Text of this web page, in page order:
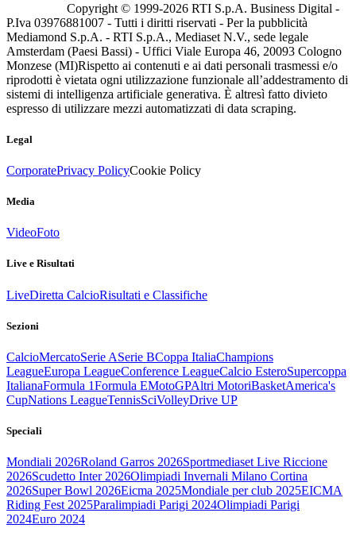
Copyright © 1999-2026 RTI S.p.A. Business Digital -
P.Iva 03976881007 - Tutti i diritti riservati - Per la pubblicità
Mediamond S.p.A. - RTI S.p.A., Mediaset N.V., sede legale
Amsterdam (Paesi Bassi) - Uffici Viale Europa 46, 20093 Cologno
Monzese (MI)Rispetto ai contenuti e ai dati personali trasmessi e/o
riprodotti è vietata ogni utilizzazione funzionale all’addestramento di
sistemi di intelligenza artificiale generativa. È altresì fatto divieto
espresso di utilizzare mezzi automatizzati di data scraping.
Legal
CorporatePrivacy PolicyCookie Policy
Media
VideoFoto
Live e Risultati
LiveDiretta CalcioRisultati e Classifiche
Sezioni
CalcioMercatoSerie ASerie BCoppa ItaliaChampions
LeagueEuropa LeagueConference LeagueCalcio EsteroSupercoppa
ItalianaFormula 1Formula EMotoGPAltri MotoriBasketAmerica's
CupNations LeagueTennisSciVolleyDrive UP
Speciali
Mondiali 2026Roland Garros 2026Sportmediaset Live Riccione
2026Scudetto Inter 2026Olimpiadi Invernali Milano Cortina
2026Super Bowl 2026Eicma 2025Mondiale per club 2025EICMA
Riding Fest 2025Paralimpiadi Parigi 2024Olimpiadi Parigi
2024Euro 2024